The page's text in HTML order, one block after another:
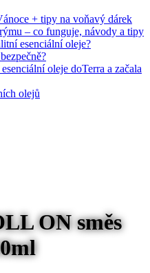
+ tipy na voňavý dárek
– co funguje, návody a tipy
esenciální oleje?
oleje doTerra a začala
olejů
ON směs